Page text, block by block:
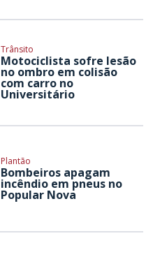
Trânsito
Motociclista sofre lesão
no ombro em colisão
com carro no
Universitário
Plantão
Bombeiros apagam
incêndio em pneus no
Popular Nova